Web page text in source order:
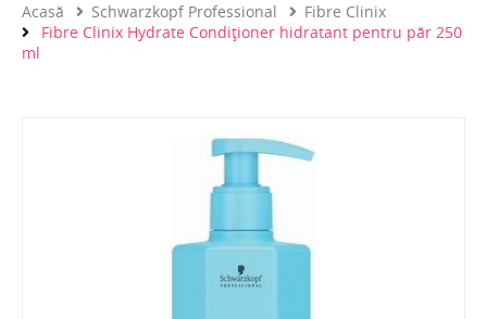
Acasă Schwarzkopf Professional
Fibre Clinix
Fibre Clinix Hydrate Condiționer hidratant pentru păr 250
ml